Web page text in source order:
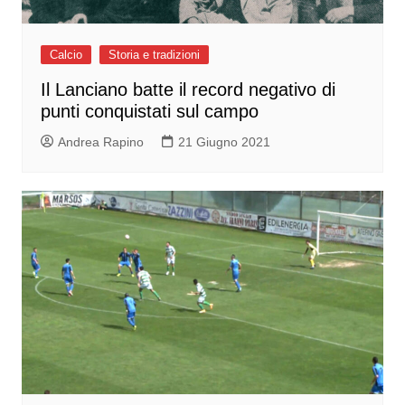
Calcio Storia e tradizioni
Il Lanciano batte il record negativo di
punti conquistati sul campo
Andrea Rapino 21 Giugno 2021